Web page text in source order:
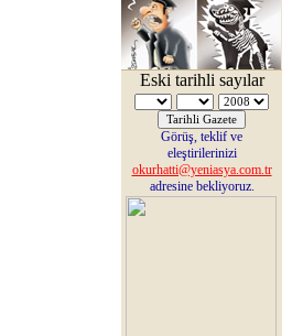
Eski tarihli sayılar
Görüş, teklif ve
eleştirilerinizi
okurhatti@yeniasya.com.tr
adresine bekliyoruz.